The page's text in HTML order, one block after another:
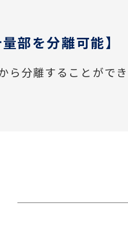
部を分離可能】
ら分離することがで